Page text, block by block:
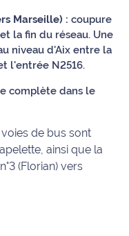
Marseille) : coupure
la fin du réseau. Une
niveau d'Aix entre la
l'entrée N2516.
complète dans le
voies de bus sont
ainsi que la
(Florian) vers